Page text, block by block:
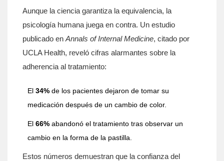
Aunque la ciencia garantiza la equivalencia, la
psicología humana juega en contra. Un estudio
publicado en Annals of Internal Medicine, citado por
UCLA Health, reveló cifras alarmantes sobre la
adherencia al tratamiento:
El 34% de los pacientes dejaron de tomar su
medicación después de un cambio de color.
El 66% abandonó el tratamiento tras observar un
cambio en la forma de la pastilla.
Estos números demuestran que la confianza del